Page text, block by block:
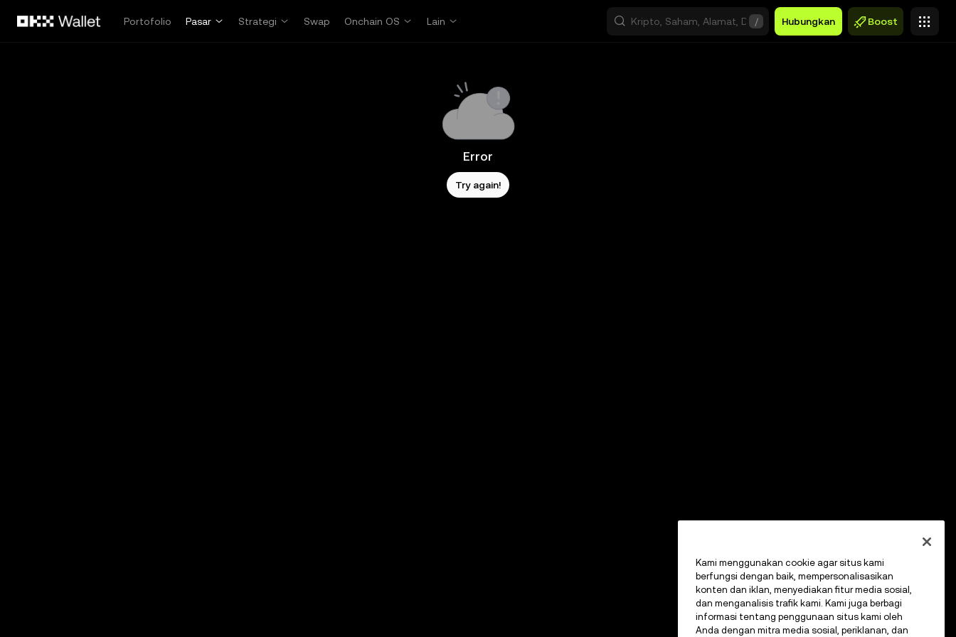
Portofolio
Pasar Strategi Swap Onchain OS Lain / Hubungkan Boost
Error
Try again!
Kami menggunakan cookie agar situs kami
berfungsi dengan baik, mempersonalisasikan
konten dan iklan, menyediakan fitur media sosial,
dan menganalisis trafik kami. Kami juga berbagi
informasi tentang penggunaan situs kami oleh
Anda dengan mitra media sosial, periklanan, dan